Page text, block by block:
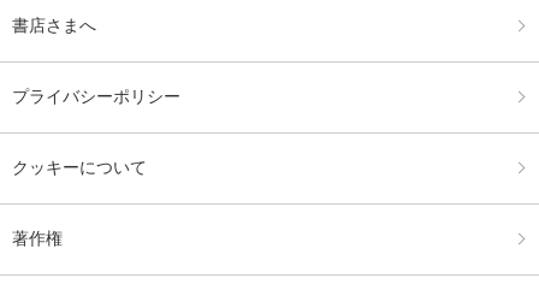
書店さまへ
プライバシーポリシー
クッキーについて
著作権